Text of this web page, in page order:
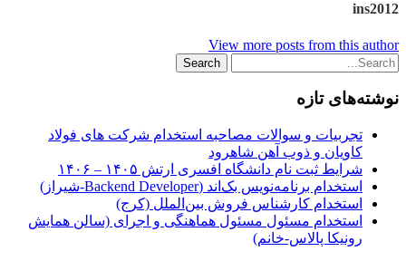
ins2012
View more posts from this author
نوشته‌های تازه
تجربیات و سوالات مصاحبه استخدام شرکت های فولاد
کاویان و ذوب آهن شاهرود
شرایط ثبت نام دانشگاه افسری ارتش ۱۴۰۵ – ۱۴۰۶
استخدام برنامه‌نویس بک‌اند (Backend Developer-شیراز)
استخدام کارشناس فروش بین‌الملل (کرج)
استخدام مسئول مسئول هماهنگی و اجرای (سالن همایش
رونیکا پالاس-خانم)